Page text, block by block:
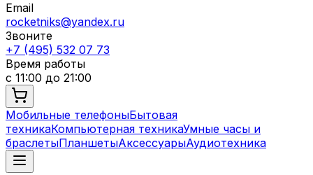
Email
rocketniks@yandex.ru
Звоните
+7 (495) 532 07 73
Время работы
с 11:00 до 21:00
Мобильные телефоныБытовая
техникаКомпьютерная техникаУмные часы и
браслетыПланшетыАксессуарыАудиотехника